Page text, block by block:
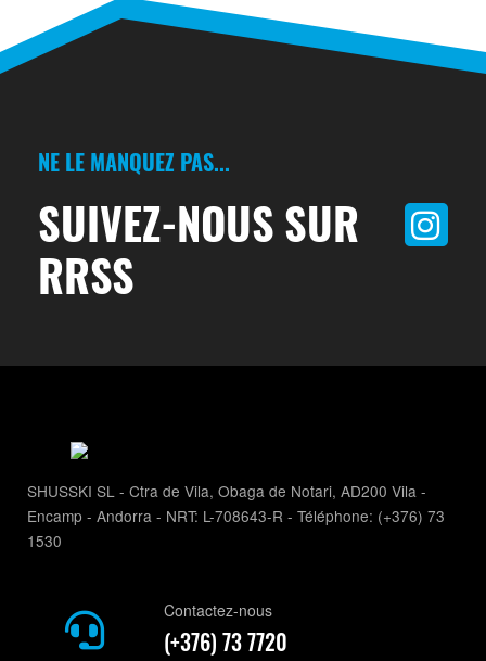
NE LE MANQUEZ PAS...
SUIVEZ-NOUS SUR
RRSS
SHUSSKI SL - Ctra de Vila, Obaga de Notari, AD200 Vila -
Encamp - Andorra - NRT: L-708643-R - Téléphone: (+376) 73
1530
Contactez-nous
(+376) 73 7720